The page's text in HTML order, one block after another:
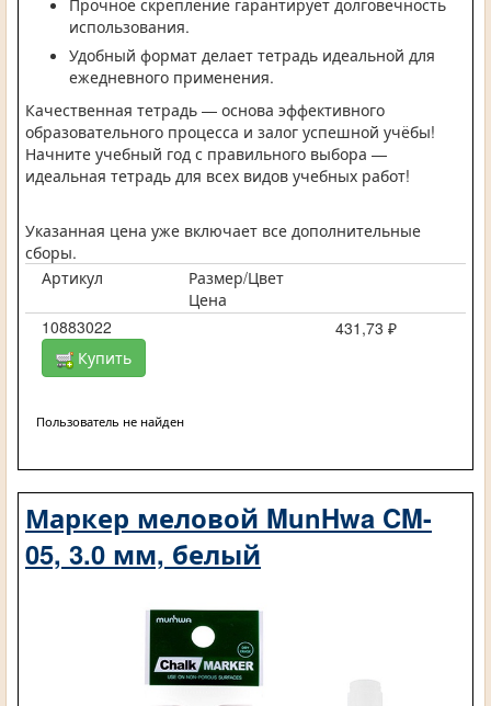
Прочное скрепление гарантирует долговечность
использования.
Удобный формат делает тетрадь идеальной для
ежедневного применения.
Качественная тетрадь — основа эффективного
образовательного процесса и залог успешной учёбы!
Начните учебный год с правильного выбора —
идеальная тетрадь для всех видов учебных работ!
Указанная цена уже включает все дополнительные
сборы.
Артикул
Размер/Цвет
Цена
10883022
431,73 ₽
Купить
Пользователь не найден
Маркер меловой MunHwa CM-
05, 3.0 мм, белый